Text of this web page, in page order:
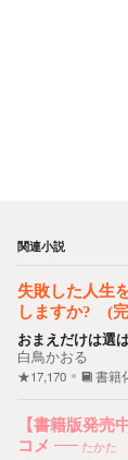
関連小説
失敗した人生
しますか? (
おまえだけは選
白鳥かおる
★17,170 書籍
【書籍版発売
コメ
たかた